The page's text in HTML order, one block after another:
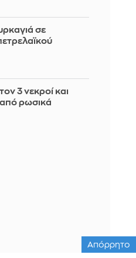
σε
3 νεκροί και
από ρωσικά
Απόρρητο